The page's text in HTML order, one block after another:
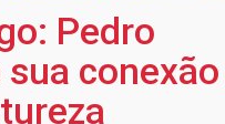
Pedro
conexão